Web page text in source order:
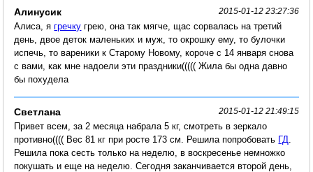
Алинусик 2015-01-12 23:27:36
Алиса, ягречку грею, она так мягче, щас сорвалась на третий
день, двое деток маленьких и муж, то окрошку ему, то булочки
испечь, то вареники к Старому Новому, короче с 14 января снова
с вами, как мне надоели эти праздники((((( Жила бы одна давно
бы похудела
Светлана 2015-01-12 21:49:15
Привет всем, за 2 месяца набрала 5 кг, смотреть в зеркало
противно(((( Вес 81 кг при росте 173 см. Решила попробовать ГД
Решила пока сесть только на неделю, в воскресенье немножко
покушать и еще на неделю. Сегодня заканчивается второй день,